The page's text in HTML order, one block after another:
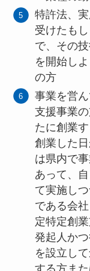
特許法、
受けたも
で、その
を開始し
の方
事業を営
支援事業
たに創業
創業した
は県内で
あって、
て実施し
である会
定特定創
発起人か
を設立し
する方ま